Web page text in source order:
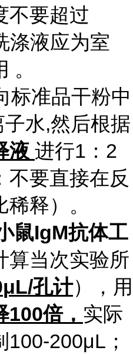
不要超过
液应为室
。
标准品干粉中
水,然后根据
液 进行1 ： 2
不要直接在反
释）。
鼠IgM抗体工
算当次实验所
μL/孔计），用
100倍， 实际
100-200μL ；